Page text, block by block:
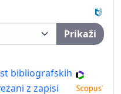
Prikaži
bibliografskih
z zapisi